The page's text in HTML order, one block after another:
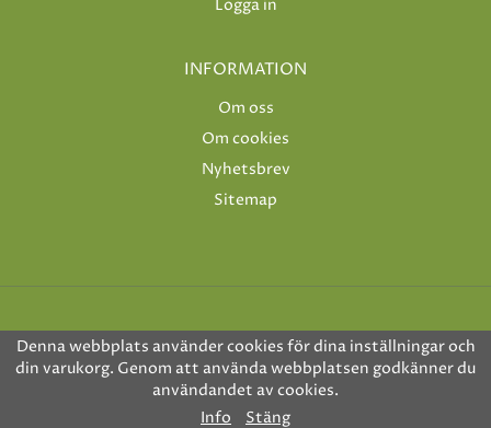
Logga in
INFORMATION
Om oss
Om cookies
Nyhetsbrev
Sitemap
Drift & produktion:Wikinggruppen
Denna webbplats använder cookies för dina inställningar och
din varukorg. Genom att använda webbplatsen godkänner du
användandet av cookies.
Info
Stäng